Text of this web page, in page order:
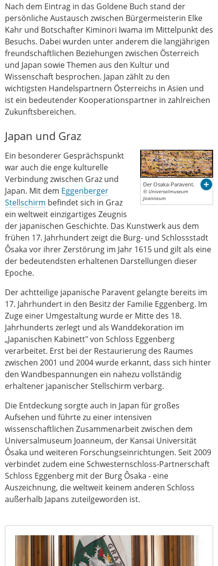
Nach dem Eintrag in das Goldene Buch stand der
persönliche Austausch zwischen Bürgermeisterin Elke
Kahr und Botschafter Kiminori Iwama im Mittelpunkt des
Besuchs. Dabei wurden unter anderem die langjährigen
freundschaftlichen Beziehungen zwischen Österreich
und Japan sowie Themen aus den Kultur und
Wissenschaft besprochen. Japan zählt zu den
wichtigsten Handelspartnern Österreichs in Asien und
ist ein bedeutender Kooperationspartner in zahlreichen
Zukunftsbereichen.
Japan und Graz
Der Osaka-Paravent.
© Universalmuseum
Joanneum
Ein besonderer Gesprächspunkt
war auch die enge kulturelle
Verbindung zwischen Graz und
Japan. Mit dem Eggenberger
Stellschirm befindet sich in Graz
ein weltweit einzigartiges Zeugnis
der japanischen Geschichte. Das Kunstwerk aus dem
frühen 17. Jahrhundert zeigt die Burg- und Schlossstadt
Ôsaka vor ihrer Zerstörung im Jahr 1615 und gilt als eine
der bedeutendsten erhaltenen Darstellungen dieser
Epoche.
Der achtteilige japanische Paravent gelangte bereits im
17. Jahrhundert in den Besitz der Familie Eggenberg. Im
Zuge einer Umgestaltung wurde er Mitte des 18.
Jahrhunderts zerlegt und als Wanddekoration im
„Japanischen Kabinett" von Schloss Eggenberg
verarbeitet. Erst bei der Restaurierung des Raumes
zwischen 2001 und 2004 wurde erkannt, dass sich hinter
den Wandbespannungen ein nahezu vollständig
erhaltener japanischer Stellschirm verbarg.
Die Entdeckung sorgte auch in Japan für großes
Aufsehen und führte zu einer intensiven
wissenschaftlichen Zusammenarbeit zwischen dem
Universalmuseum Joanneum, der Kansai Universität
Ôsaka und weiteren Forschungseinrichtungen. Seit 2009
verbindet zudem eine Schwesternschloss-Partnerschaft
Schloss Eggenberg mit der Burg Ôsaka - eine
Auszeichnung, die weltweit keinem anderen Schloss
außerhalb Japans zuteilgeworden ist.